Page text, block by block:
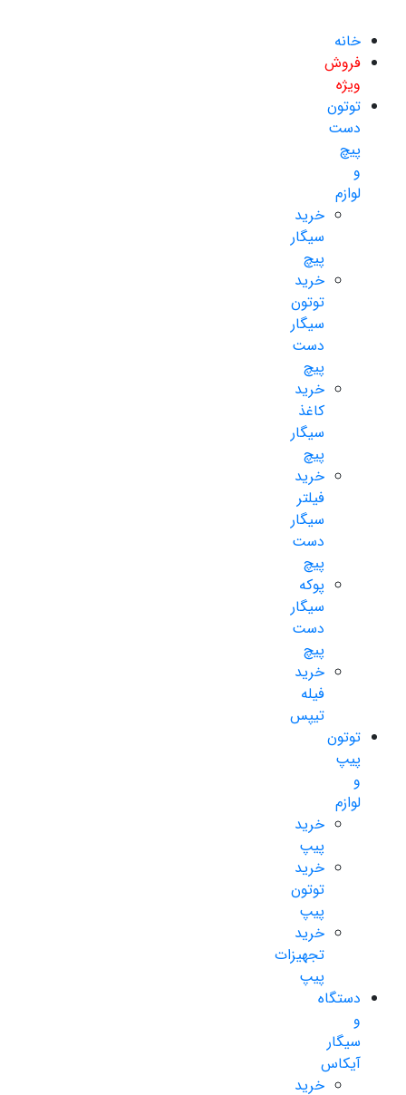
خانه
فروش
ویژه
توتون
دست
پیچ
و
لوازم
خرید
سیگار
پیچ
خرید
توتون
سیگار
دست
پیچ
خرید
کاغذ
سیگار
پیچ
خرید
فیلتر
سیگار
دست
پیچ
پوکه
سیگار
دست
پیچ
خرید
فیله
تیپس
توتون
پیپ
و
لوازم
خرید
پیپ
خرید
توتون
پیپ
خرید
تجهیزات
پیپ
دستگاه
و
سیگار
آیکاس
خرید